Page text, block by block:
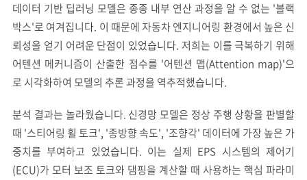
데이터 기반 딥러닝 모델은 종종 내부 연산 과정을 알 수 없는 '블랙
박스'로 여겨집니다. 이 때문에 자동차 엔지니어링 환경에서 높은 신
뢰성을 얻기 어려운 단점이 있었습니다. 저희는 이를 극복하기 위해
어텐션 메커니즘이 산출한 점수를 '어텐션 맵(Attention map)'으
로 시각화하여 모델의 추론 과정을 역추적했습니다.
분석 결과는 놀라웠습니다. 신경망 모델은 정상 주행 상황을 판별할
때 '스티어링 휠 토크', '종방향 속도', '조향각' 데이터에 가장 높은 가
중치를 부여하고 있었습니다. 이는 실제 EPS 시스템의 제어기
(ECU)가 모터 보조 토크와 댐핑을 계산할 때 사용하는 핵심 파라미